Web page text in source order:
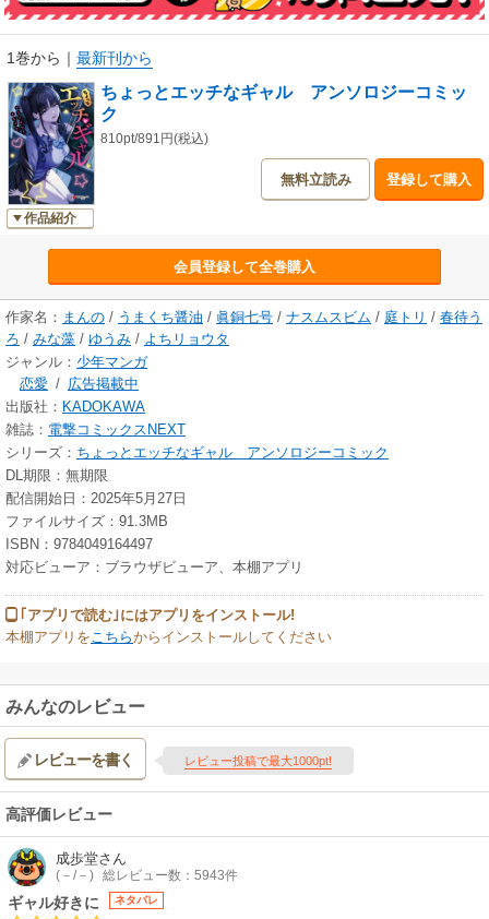
うまくち醤油／眞銅七号／ナスムスビム／庭トリ／春待うろ／みな藻／ゆ
1巻から ｜ 最新刊から
作品紹介
ちょっとエッチなギャル アンソロジーコミッ
ク
810pt/891円(税込)
無料立読み 登録して購入
会員登録して全巻購入
作家名： まんの / うまくち醤油 / 眞銅七号 / ナスムスビム / 庭トリ / 春待う
ろ / みな藻 / ゆうみ / よちリョウタ
ジャンル： 少年マンガ
恋愛 / 広告掲載中
出版社： KADOKAWA
雑誌： 電撃コミックスNEXT
シリーズ： ちょっとエッチなギャル アンソロジーコミック
DL期限：無期限
配信開始日：2025年5月27日
ファイルサイズ：91.3MB
ISBN：9784049164497
対応ビューア：ブラウザビューア、本棚アプリ
｢アプリで読む｣にはアプリをインストール!
本棚アプリを こちらからインストールしてください
みんなのレビュー
レビューを書く レビュー投稿で最大1000pt!
高評価レビュー
成歩堂さん
(－/－) 総レビュー数：5943件
ギャル好きに ネタバレ